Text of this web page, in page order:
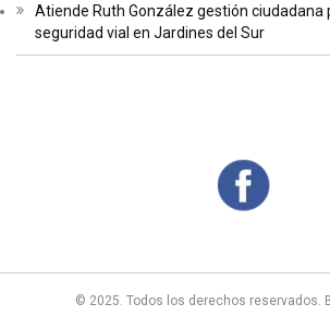
Atiende Ruth González gestión ciudadana
seguridad vial en Jardines del Sur
© 2025. Todos los derechos reservados.